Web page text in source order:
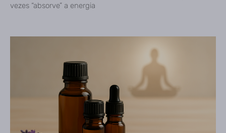
vezes “absorve” a energia